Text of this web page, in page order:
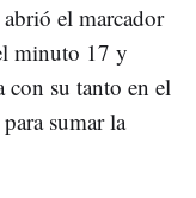
el marcador
minuto 17 y
con su tanto en el
sumar la